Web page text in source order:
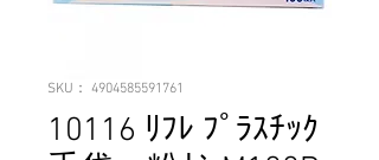
SKU： 4904585591761
10116 ﾘﾌﾚ ﾌﾟﾗｽﾁｯｸ